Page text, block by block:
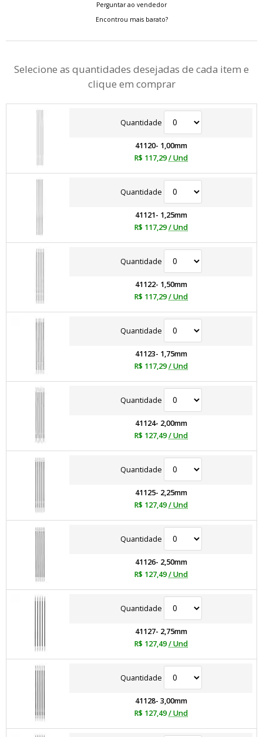
Perguntar ao vendedor
Encontrou mais barato?
Selecione as quantidades desejadas de cada item e
clique em comprar
Quantidade
41120- 1,00mm
R$ 117,29/ Und
Quantidade
41121- 1,25mm
R$ 117,29/ Und
Quantidade
41122- 1,50mm
R$ 117,29/ Und
Quantidade
41123- 1,75mm
R$ 117,29/ Und
Quantidade
41124- 2,00mm
R$ 127,49/ Und
Quantidade
41125- 2,25mm
R$ 127,49/ Und
Quantidade
41126- 2,50mm
R$ 127,49/ Und
Quantidade
41127- 2,75mm
R$ 127,49/ Und
Quantidade
41128- 3,00mm
R$ 127,49/ Und